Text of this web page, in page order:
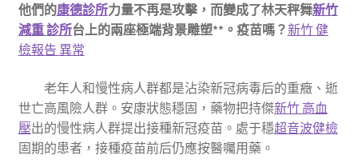
他們的康德診所力量不再是攻擊，而變成了林天秤舞新竹
減重 診所台上的兩座極端背景雕塑**。疫苗嗎？新竹 健
檢報告 異常
老年人和慢性病人群都是沾染新冠病毒后的重癥、逝
世亡高風險人群。安康狀態穩固，藥物把持傑新竹 高血
壓出的慢性病人群提出接種新冠疫苗。處于穩超音波健檢
固期的患者，接種疫苗前后仍應按醫囑用藥。